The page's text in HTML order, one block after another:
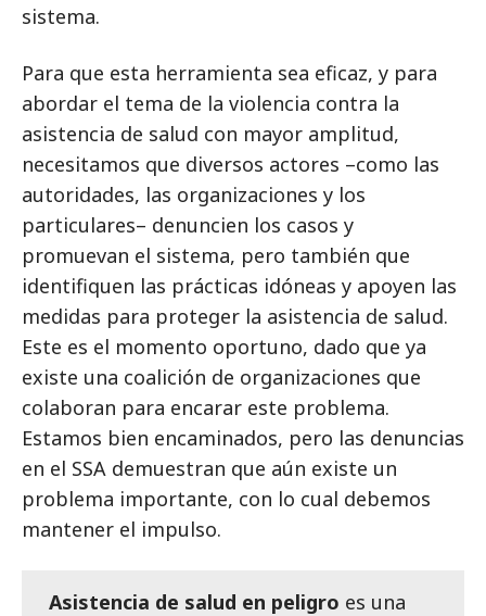
sistema.
Para que esta herramienta sea eficaz, y para
abordar el tema de la violencia contra la
asistencia de salud con mayor amplitud,
necesitamos que diversos actores –como las
autoridades, las organizaciones y los
particulares– denuncien los casos y
promuevan el sistema, pero también que
identifiquen las prácticas idóneas y apoyen las
medidas para proteger la asistencia de salud.
Este es el momento oportuno, dado que ya
existe una coalición de organizaciones que
colaboran para encarar este problema.
Estamos bien encaminados, pero las denuncias
en el SSA demuestran que aún existe un
problema importante, con lo cual debemos
mantener el impulso.
Asistencia de salud en peligro es una